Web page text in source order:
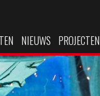
NIEUWS PROJECTEN